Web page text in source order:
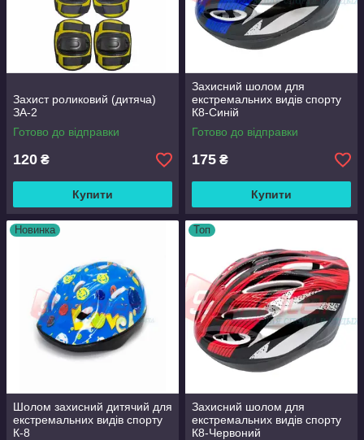
багато хто нехтує цим елементом екіпіровки
Захист роликовий (дитяча)
ЗА-2
Готово до відправки
120 ₴
Купити
Захисний шолом для
екстремальних видів спорту
К8-Синій
Готово до відправки
175 ₴
Купити
Новинка
Шолом захисний дитячий для
екстремальних видів спорту
К-8
Топ
Захисний шолом для
екстремальних видів спорту
К8-Червоний